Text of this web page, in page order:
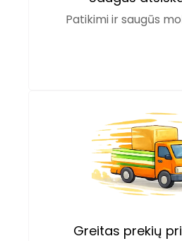
Patikimi ir saugūs
Greitas prekių